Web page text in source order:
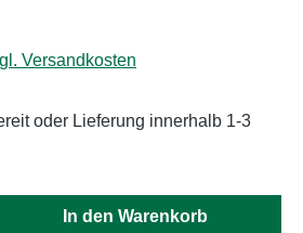
Versandkosten
oder Lieferung innerhalb 1-3
Gib den gewünschten
In den Warenkorb